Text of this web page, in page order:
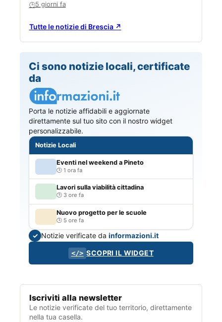
🕒5 giorni fa
Tutte le notizie di Brescia ↗
Ci sono notizie locali, certificate
da
Porta le notizie affidabili e aggiornate
direttamente sul tuo sito con il nostro widget
personalizzabile.
Notizie Locali
Eventi nel weekend a Pineto
1 ora fa
Lavori sulla viabilità cittadina
3 ore fa
Nuovo progetto per le scuole
5 ore fa
✓ Notizie verificate dainformazioni.it
</> SCOPRI IL WIDGET
Iscriviti alla newsletter
Le notizie verificate del tuo territorio, direttamente
nella tua casella.